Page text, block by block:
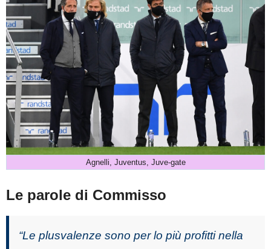
Agnelli, Juventus, Juve-gate
Le parole di Commisso
“Le plusvalenze sono per lo più profitti nella